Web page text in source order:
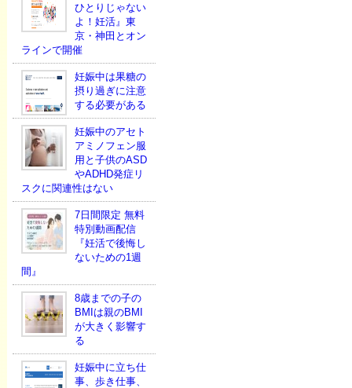
ひとりじゃない
よ！妊活』東
京・神田とオン
ラインで開催
妊娠中は果糖の
摂り過ぎに注意
する必要がある
妊娠中のアセト
アミノフェン服
用と子供のASD
やADHD発症リ
スクに関連性はない
7日間限定 無料
特別動画配信
『妊活で後悔し
ないための1週
間』
8歳までの子の
BMIは親のBMI
が大きく影響す
る
妊娠中に立ち仕
事、歩き仕事、